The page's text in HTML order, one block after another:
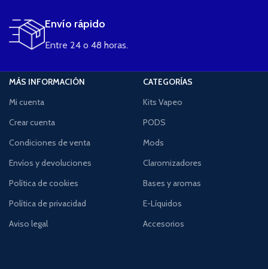
Envío rápido
Entre 24 o 48 horas.
MÁS INFORMACIÓN
Mi cuenta
Crear cuenta
Condiciones de venta
Envíos y devoluciones
Política de cookies
Política de privacidad
Aviso legal
CATEGORÍAS
Kits Vapeo
PODS
Mods
Claromizadores
Bases y aromas
E-Líquidos
Accesorios